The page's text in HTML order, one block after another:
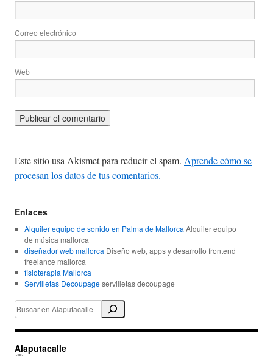
Correo electrónico
Web
Este sitio usa Akismet para reducir el spam. Aprende cómo se
procesan los datos de tus comentarios.
Enlaces
Alquiler equipo de sonido en Palma de Mallorca Alquiler equipo
de música mallorca
diseñador web mallorca Diseño web, apps y desarrollo frontend
freelance mallorca
fisioterapia Mallorca
Servilletas Decoupageservilletas decoupage
Alaputacalle